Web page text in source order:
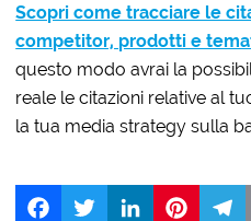
Scopri come tracciare le
competitor, prodotti e
questo modo avrai la
reale le citazioni relative al
la tua media strategy sulla
FacebookTwitter LinkedIn